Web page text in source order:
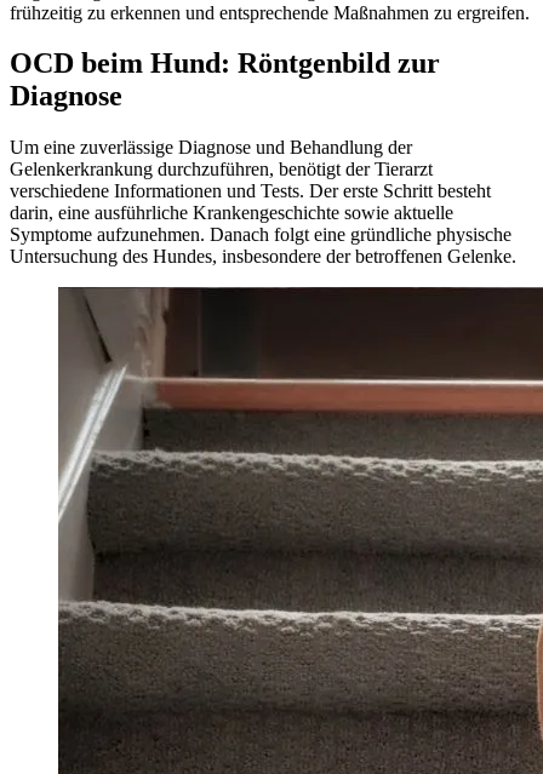
frühzeitig zu erkennen und entsprechende Maßnahmen zu ergreifen.
OCD beim Hund: Röntgenbild zur
Diagnose
Um eine zuverlässige Diagnose und Behandlung der
Gelenkerkrankung durchzuführen, benötigt der Tierarzt
verschiedene Informationen und Tests. Der erste Schritt besteht
darin, eine ausführliche Krankengeschichte sowie aktuelle
Symptome aufzunehmen. Danach folgt eine gründliche physische
Untersuchung des Hundes, insbesondere der betroffenen Gelenke.